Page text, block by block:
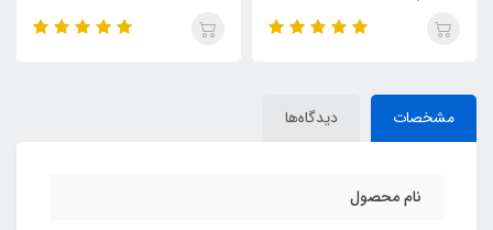
مشخصات دیدگاه‌ها
نام محصول